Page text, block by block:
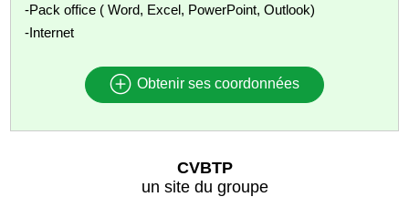
-Pack office ( Word, Excel, PowerPoint, Outlook)
-Internet
Obtenir ses coordonnées
CVBTP
un site du groupe